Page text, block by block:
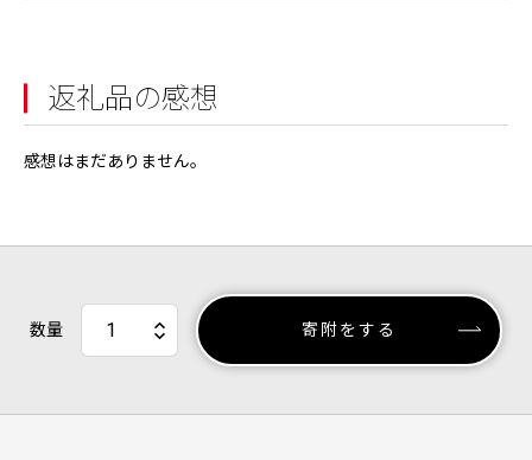
返礼品の感想
感想はまだありません。
数量 寄附をする